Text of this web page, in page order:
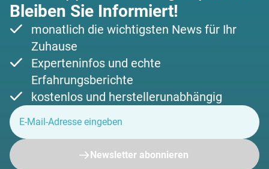
Bleiben Sie Informiert!
monatlich die wichtigsten News für Ihr
Zuhause
Experteninfos und echte
Erfahrungsberichte
kostenlos und herstellerunabhängig
Newsletter abonnieren